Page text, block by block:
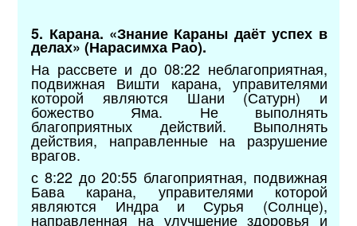
5. Карана. «Знание Караны даёт успех в
делах» (Нарасимха Рао).
На рассвете и до 08:22 неблагоприятная,
подвижная Вишти карана, управителями
которой являются Шани (Сатурн) и
божество Яма. Не выполнять
благоприятных действий. Выполнять
действия, направленные на разрушение
врагов.
с 8:22 до 20:55 благоприятная, подвижная
Бава карана, управителями которой
являются Индра и Сурья (Солнце),
направленная на улучшение здоровья и